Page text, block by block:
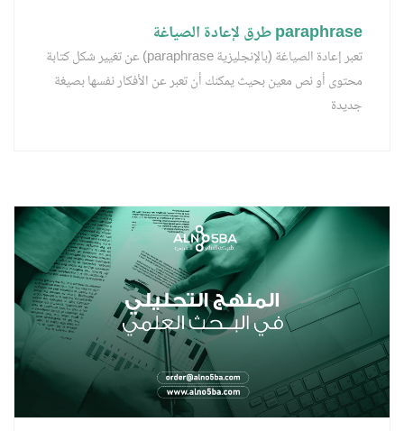
paraphrase طرق لإعادة الصياغة
تعبر إعادة الصياغة (بالإنجليزية paraphrase) عن تغيير شكل كتابة
محتوى أو نص معين بحيث يمكنك أن تعبر عن الأفكار نفسها بصيغة
جديدة